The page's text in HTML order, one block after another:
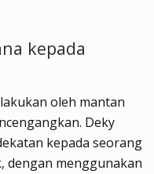
kepada
oleh mantan
Deky
kepada seorang
dengan menggunakan